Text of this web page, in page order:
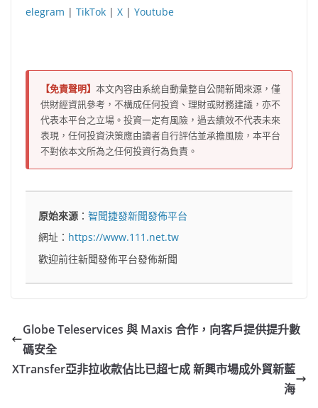
elegram | TikTok | X | Youtube
【免責聲明】 本文內容由系統自動彙整自公開新聞來源，僅
供財經資訊參考，不構成任何投資、理財或財務建議，亦不
代表本平台之立場。投資一定有風險，過去績效不代表未來
表現，任何投資決策應由讀者自行評估並承擔風險，本平台
不對依本文所為之任何投資行為負責。
原始來源 ：智聞捷發新聞發佈平台
網址： https://www.111.net.tw
歡迎前往新聞發佈平台發佈新聞
Globe Teleservices 與 Maxis 合作，向客戶提供提升數
碼安全
XTransfer亞非拉收款佔比已超七成 新興市場成外貿新藍
海